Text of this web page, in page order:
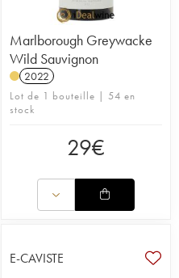
Marlborough Greywacke
Wild Sauvignon
2022
Lot de 1 bouteille | 54 en
stock
29€
E-CAVISTE